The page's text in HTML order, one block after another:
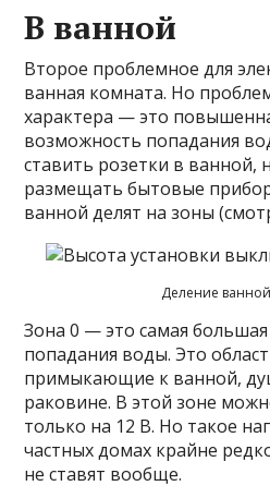
В ванной
Второе проблемное для
ванная комната. Но
характера — это
возможность попадания
ставить розетки в ванной,
размещать бытовые
ванной делят на зоны
Деление
Зона 0 — это самая
попадания воды. Это
примыкающие к ванной,
раковине. В этой зоне
только на 12 В. Но такое
частных домах крайне
не ставят вообще.